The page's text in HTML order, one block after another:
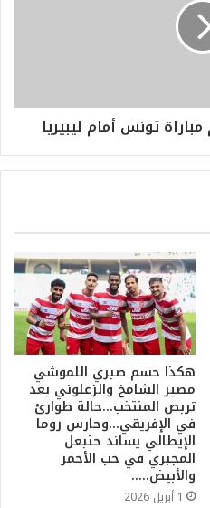
تونس أمام ليبيريا
هكذا حسم صبري اللموشي
مصير الشامخ والزعلوني بعد
تربص المنتخب…حالة طوارئ
في الإفريقي…وحارس روما
الإيطالي يساند حنبعل
المجبري في حب الأحمر
والأبيض…..
1 أبريل 2026